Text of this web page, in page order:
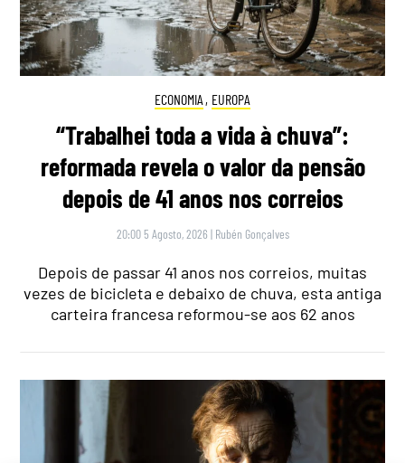
ECONOMIA , EUROPA
“Trabalhei toda a vida à chuva”:
reformada revela o valor da pensão
depois de 41 anos nos correios
20:00 5 Agosto, 2026 | Rubén Gonçalves
Depois de passar 41 anos nos correios, muitas
vezes de bicicleta e debaixo de chuva, esta antiga
carteira francesa reformou-se aos 62 anos